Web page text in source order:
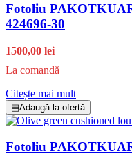
Fotoliu
424696-30
1500,00 lei
La comandă
Citește mai mult
▤Adaugă la ofertă
Fotoliu